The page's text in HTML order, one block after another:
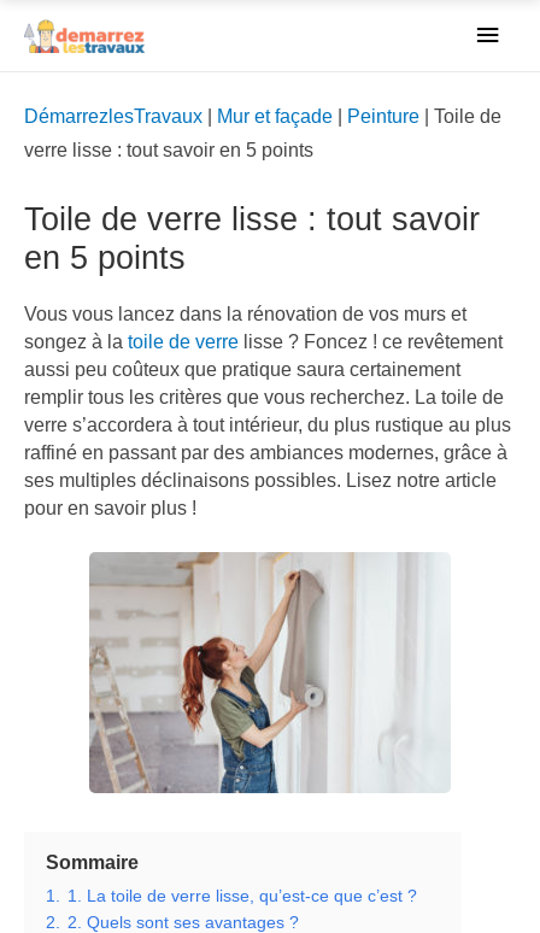
DémarrezlesTravaux Mur et façade Peinture
Toile de
verre lisse : tout savoir en 5 points
Toile de verre lisse : tout savoir
en 5 points
Vous vous lancez dans la rénovation de vos murs et
songez à la toile de verre lisse ? Foncez ! ce revêtement
aussi peu coûteux que pratique saura certainement
remplir tous les critères que vous recherchez. La toile de
verre s’accordera à tout intérieur, du plus rustique au plus
raffiné en passant par des ambiances modernes, grâce à
ses multiples déclinaisons possibles. Lisez notre article
pour en savoir plus !
Sommaire
1.
1. La toile de verre lisse, qu’est-ce que c’est ?
2.
2. Quels sont ses avantages ?